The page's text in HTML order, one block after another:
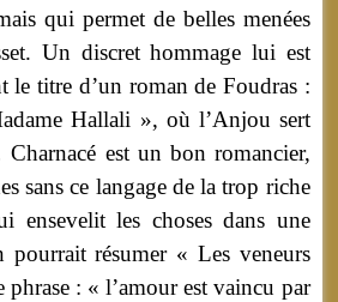
qui permet de belles menées
Un discret hommage lui est
le titre d’un roman de Foudras :
Hallali », où l’Anjou sert
est un bon romancier,
sans ce langage de la trop riche
ensevelit les choses dans une
pourrait résumer « Les veneurs
phrase : « l’amour est vaincu par